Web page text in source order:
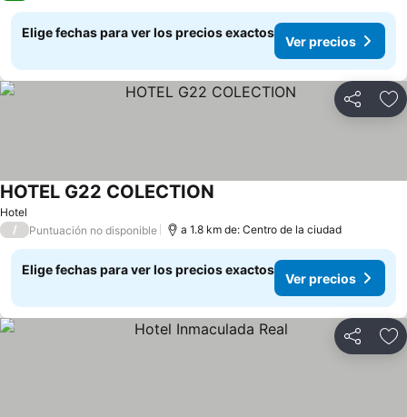
Elige fechas para ver los precios exactos
Ver precios
Compartir
Hotel
HOTEL G22 COLECTION
/ Puntuación no disponible a 1.8 km de: Centro de la ciudad
Elige fechas para ver los precios exactos
Ver precios
Compartir